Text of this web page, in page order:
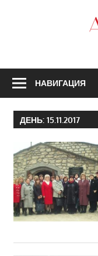
НАВИГАЦИЯ
ДЕНЬ: 15.11.2017